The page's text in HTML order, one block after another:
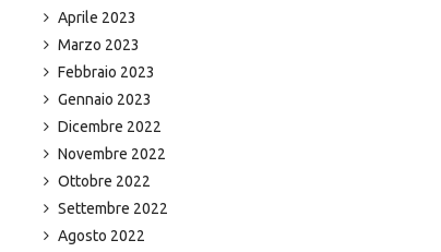
Aprile 2023
Marzo 2023
Febbraio 2023
Gennaio 2023
Dicembre 2022
Novembre 2022
Ottobre 2022
Settembre 2022
Agosto 2022